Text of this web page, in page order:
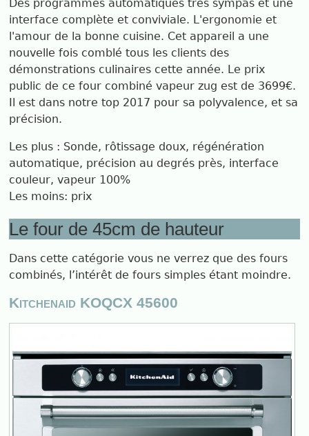
Des programmes automatiques très sympas et une
interface complète et conviviale. L'ergonomie et
l'amour de la bonne cuisine. Cet appareil a une
nouvelle fois comblé tous les clients des
démonstrations culinaires cette année. Le prix
public de ce four combiné vapeur zug est de 3699€.
Il est dans notre top 2017 pour sa polyvalence, et sa
précision.
Les plus : Sonde, rôtissage doux, régénération
automatique, précision au degrés près, interface
couleur, vapeur 100%
Les moins: prix
Le four de 45cm de hauteur
Dans cette catégorie vous ne verrez que des fours
combinés, l’intérêt de fours simples étant moindre.
Kitchenaid KOQCX 45600